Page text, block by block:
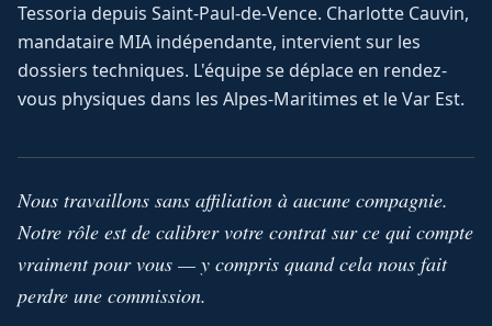
Tessoria depuis Saint-Paul-de-Vence. Charlotte Cauvin,
mandataire MIA indépendante, intervient sur les
dossiers techniques. L'équipe se déplace en rendez-
vous physiques dans les Alpes-Maritimes et le Var Est.
Nous travaillons sans affiliation à aucune compagnie.
Notre rôle est de calibrer votre contrat sur ce qui compte
vraiment pour vous — y compris quand cela nous fait
perdre une commission.